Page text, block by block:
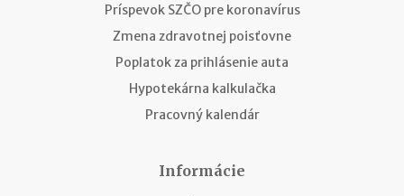
Príspevok SZČO pre koronavírus
Zmena zdravotnej poisťovne
Poplatok za prihlásenie auta
Hypotekárna kalkulačka
Pracovný kalendár
Informácie